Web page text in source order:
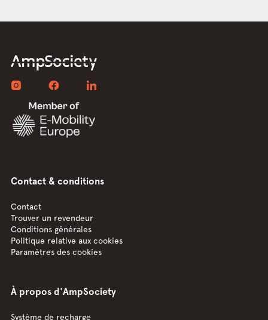
Contact & conditions
Contact
Trouver un revendeur
Conditions générales
Politique relative aux cookies
Paramètres des cookies
À propos d'AmpSociety
Système de recharge